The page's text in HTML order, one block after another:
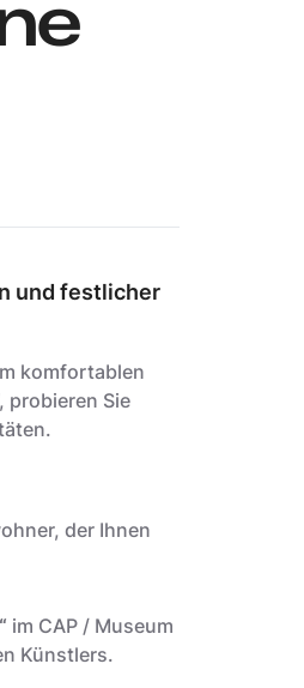
und festlicher
komfortablen
probieren Sie
der Ihnen
im CAP / Museum
Künstlers.